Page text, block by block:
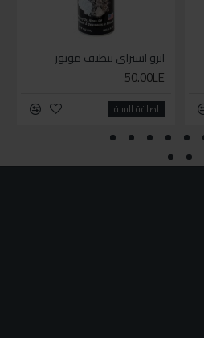
ابرو اسبراي تنظيف موتور
50.00LE
اضافة للسلة